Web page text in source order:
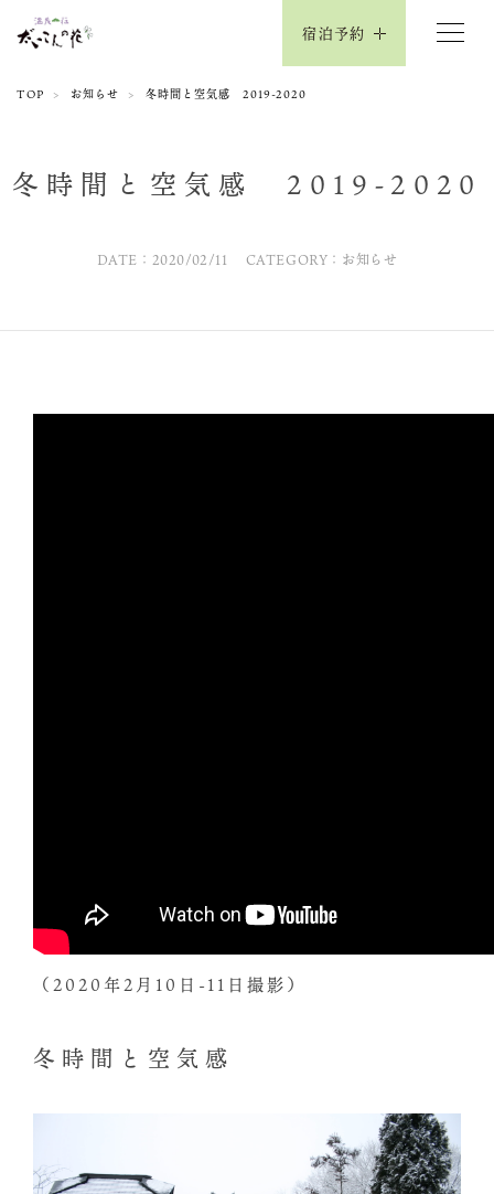
宿泊予約
TOP お知らせ 冬時間と空気感 2019-2020
冬時間と空気感 2019-2020
DATE：2020/02/11 CATEGORY：お知らせ
（2020年2月10日-11日撮影）
冬時間と空気感